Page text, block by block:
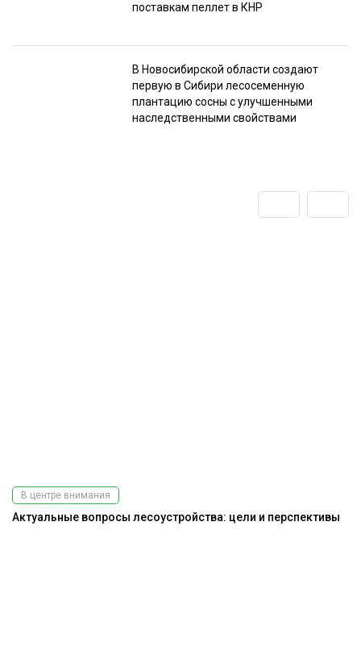
поставкам пеллет в КНР
В Новосибирской области создают
первую в Сибири лесосеменную
плантацию сосны с улучшенными
наследственными свойствами
В центре внимания
Актуальные вопросы лесоустройства: цели и перспективы